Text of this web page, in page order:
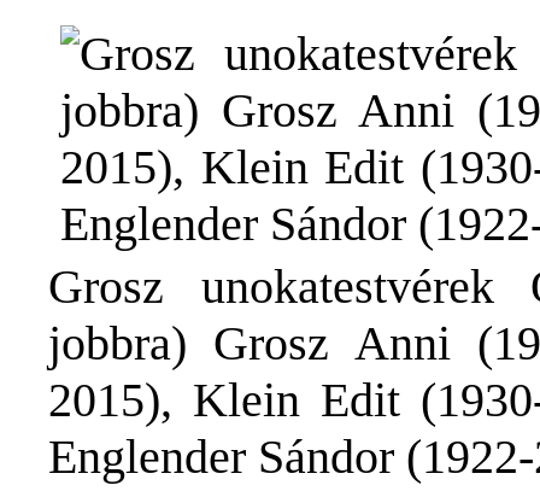
Grosz
jobbra) Grosz Anni
2015), Klein Edit
Englender Sándor